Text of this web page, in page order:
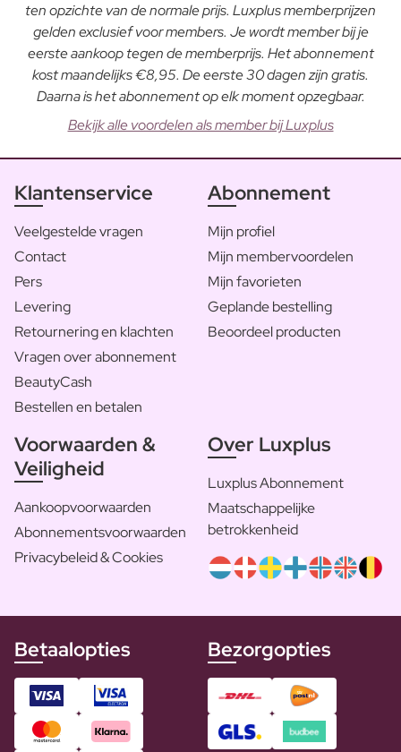
ten opzichte van de normale prijs. Luxplus memberprijzen
gelden exclusief voor members. Je wordt member bij je
eerste aankoop tegen de memberprijs. Het abonnement
kost maandelijks €8,95. De eerste 30 dagen zijn gratis.
Daarna is het abonnement op elk moment opzegbaar.
Bekijk alle voordelen als member bij Luxplus
Klantenservice
Veelgestelde vragen
Contact
Pers
Levering
Retournering en klachten
Vragen over abonnement
BeautyCash
Bestellen en betalen
Abonnement
Mijn profiel
Mijn membervoordelen
Mijn favorieten
Geplande bestelling
Beoordeel producten
Voorwaarden &
Veiligheid
Aankoopvoorwaarden
Abonnementsvoorwaarden
Privacybeleid & Cookies
Over Luxplus
Luxplus Abonnement
Maatschappelijke
betrokkenheid
Betaalopties Bezorgopties